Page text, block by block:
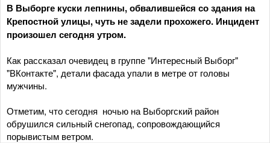
В Выборге куски лепнины, обвалившейся со здания на
Крепостной улицы, чуть не задели прохожего. Инцидент
произошел сегодня утром.
Как рассказал очевидец в группе "Интересный Выборг"
"ВКонтакте", детали фасада упали в метре от головы
мужчины.
Отметим, что сегодня ночью на Выборгский район
обрушился сильный снегопад, сопровождающийся
порывистым ветром.